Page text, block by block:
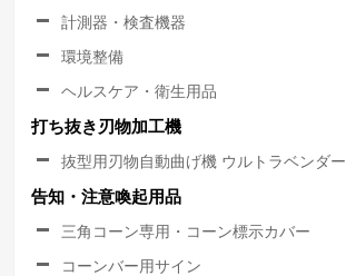
計測器・検査機器
環境整備
ヘルスケア・衛生用品
打ち抜き刃物加工機
抜型用刃物自動曲げ機 ウルトラベンダー
告知・注意喚起用品
三角コーン専用・コーン標示カバー
コーンバー用サイン